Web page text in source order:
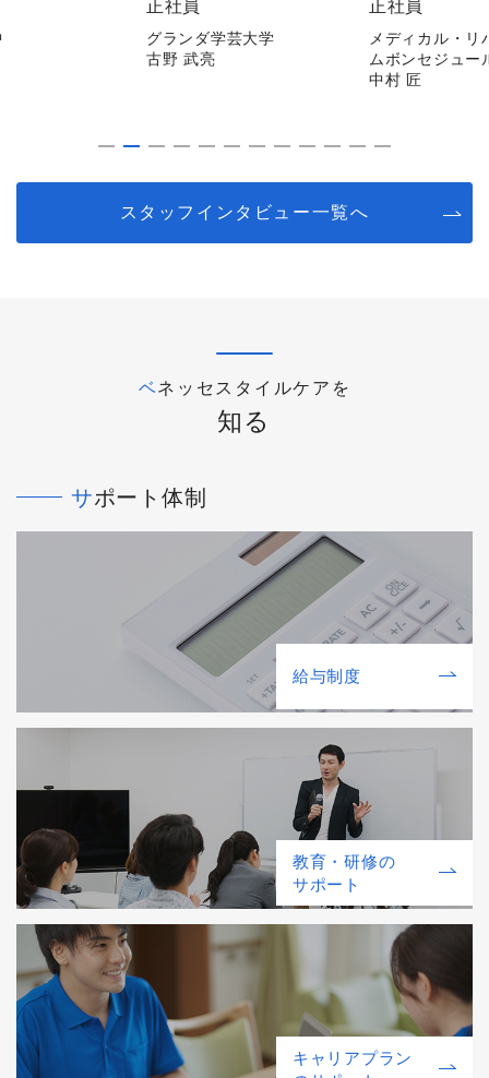
ンダ学芸大学
メディカル・リハビリホー
ムボンセジュール千葉
メディ
逗子
スタッフインタビュー一覧へ
ベネッセスタイルケアを
知る
サポート体制
給与制度
教育・研修の
サポート
キャリアプラン